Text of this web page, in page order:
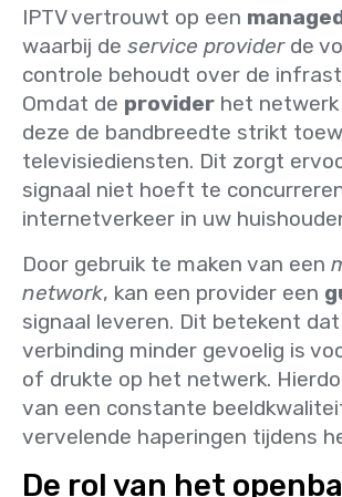
IPTV vertrouwt op een
waarbij de service providerde
controle behoudt over de
Omdat de provider het
deze de bandbreedte strikt
televisiediensten. Dit zorgt
signaal niet hoeft te
internetverkeer in uw
Door gebruik te maken van een
network, kan een provider een
signaal leveren. Dit betekent
verbinding minder gevoelig is
of drukte op het netwerk.
van een constante
vervelende haperingen tijdens
De rol van het